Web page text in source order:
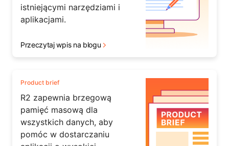
istniejącymi narzędziami i
aplikacjami.
Przeczytaj wpis na blogu
Product brief
R2 zapewnia brzegową
pamięć masową dla
wszystkich danych, aby
pomóc w dostarczaniu